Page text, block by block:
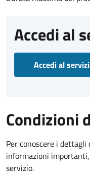
Accedi al
Accedi al
Condizioni
Per conoscere i
informazioni
servizio.